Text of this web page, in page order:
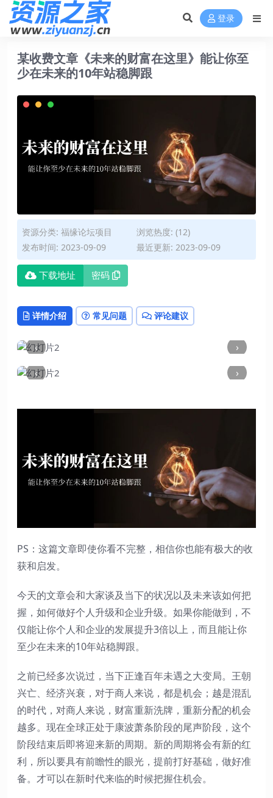
登录
某收费文章《未来的财富在这里》能让你至
少在未来的10年站稳脚跟
资源分类: 福缘论坛项目
浏览热度: (12)
发布时间: 2023-09-09
最近更新: 2023-09-09
下载地址 密码
详情介绍 常见问题 评论建议
‹
›
‹
›
PS：这篇文章即使你看不完整，相信你也能有极大的收
获和启发。
今天的文章会和大家谈及当下的状况以及未来该如何把
握，如何做好个人升级和企业升级。如果你能做到，不
仅能让你个人和企业的发展提升3倍以上，而且能让你
至少在未来的10年站稳脚跟。
之前已经多次说过，当下正逢百年未遇之大变局。王朝
兴亡、经济兴衰，对于商人来说，都是机会；越是混乱
的时代，对商人来说，财富重新洗牌，重新分配的机会
越多。现在全球正处于康波萧条阶段的尾声阶段，这个
阶段结束后即将迎来新的周期。新的周期将会有新的红
利，所以要具有前瞻性的眼光，提前打好基础，做好准
备。才可以在新时代来临的时候把握住机会。